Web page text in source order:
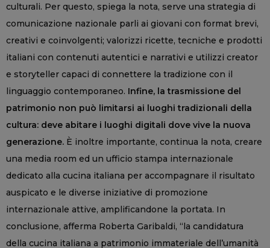
culturali. Per questo, spiega la nota, serve una strategia di
comunicazione nazionale parli ai giovani con format brevi,
creativi e coinvolgenti; valorizzi ricette, tecniche e prodotti
italiani con contenuti autentici e narrativi e utilizzi creator
e storyteller capaci di connettere la tradizione con il
linguaggio contemporaneo. Infine, la trasmissione del
patrimonio non può limitarsi ai luoghi tradizionali della
cultura: deve abitare i luoghi digitali dove vive la nuova
generazione. È inoltre importante, continua la nota, creare
una media room ed un ufficio stampa internazionale
dedicato alla cucina italiana per accompagnare il risultato
auspicato e le diverse iniziative di promozione
internazionale attive, amplificandone la portata. In
conclusione, afferma Roberta Garibaldi, “la candidatura
della cucina italiana a patrimonio immateriale dell’umanità